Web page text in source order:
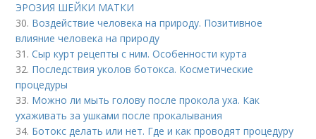
ЭРОЗИЯ ШЕЙКИ МАТКИ
30. Воздействие человека на природу. Позитивное
влияние человека на природу
31.Сыр курт рецепты с ним. Особенности курта
32. Последствия уколов ботокса. Косметические
процедуры
33. Можно ли мыть голову после прокола уха. Как
ухаживать за ушками после прокалывания
34. Ботокс делать или нет. Где и как проводят процедуру